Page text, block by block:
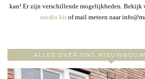
kan! Er zijn verschillende mogelijkheden. Bekijk
media kitof mail meteen naar
ALLES OVER ONS